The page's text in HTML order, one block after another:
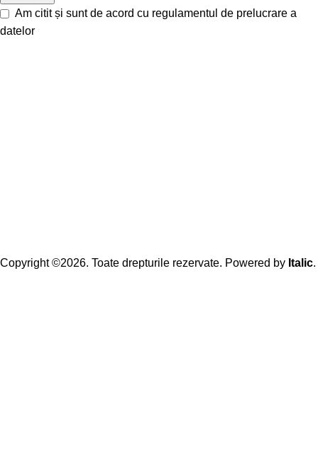
Am citit și sunt de acord cu regulamentul de prelucrare a
datelor
Copyright ©2026. Toate drepturile rezervate. Powered by Italic.